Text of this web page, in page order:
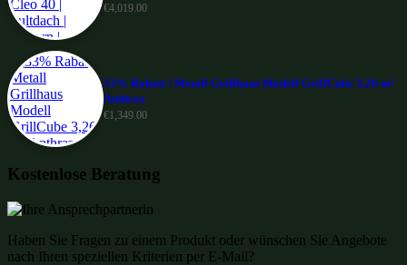
€4,019.00
33% Rabatt ! Metall Grillhaus Modell GrillCube 3,26 m²
Anthraz
€1,349.00
Kostenlose Beratung
Haben Sie Fragen zu einem Produkt oder wünschen Sie Angebote
nach Ihren speziellen Kriterien per E-Mail?